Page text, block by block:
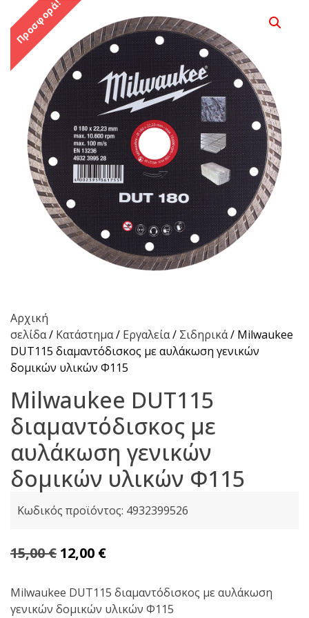
Προσφορά!
Αρχική
σελίδα/ Κατάστημα/ Εργαλεία/ Σιδηρικά/ Milwaukee
DUT115 διαμαντόδισκος με αυλάκωση γενικών
δομικών υλικών Φ115
Milwaukee DUT115
διαμαντόδισκος με
αυλάκωση γενικών
δομικών υλικών Φ115
Κωδικός προϊόντος: 4932399526
15,00€ Original
was:
15,00 €.
12,00 €Η
τιμή
είναι:
Milwaukee DUT115 διαμαντόδισκος με αυλάκωση
γενικών δομικών υλικών Φ115